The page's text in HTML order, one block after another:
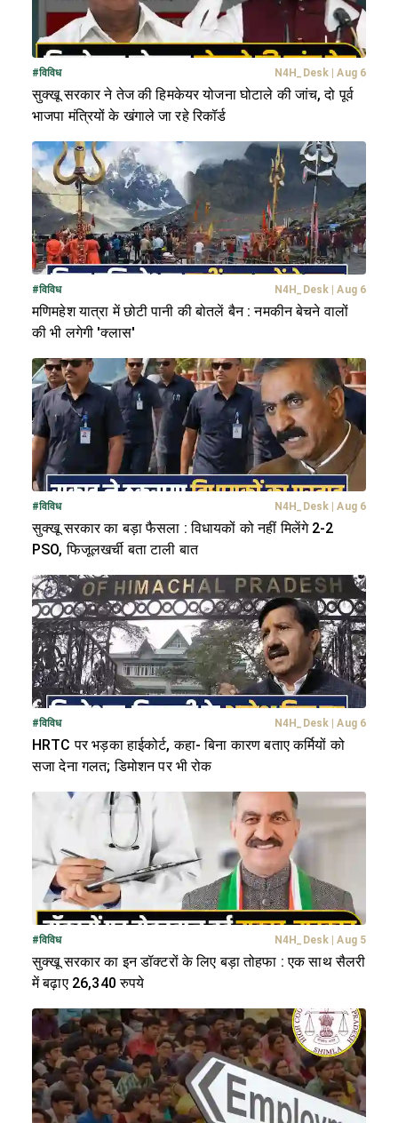
#विविध N4H_Desk Aug 6
सुक्खू सरकार ने तेज की हिमकेयर योजना घोटाले की जांच, दो पूर्व
भाजपा मंत्रियों के खंगाले जा रहे रिकॉर्ड
#विविध N4H_Desk Aug 6
मणिमहेश यात्रा में छोटी पानी की बोतलें बैन : नमकीन बेचने वालों
की भी लगेगी 'क्लास'
#विविध N4H_Desk Aug 6
सुक्खू सरकार का बड़ा फैसला : विधायकों को नहीं मिलेंगे 2-2
PSO, फिजूलखर्ची बता टाली बात
#विविध N4H_Desk Aug 6
HRTC पर भड़का हाईकोर्ट, कहा- बिना कारण बताए कर्मियों को
सजा देना गलत; डिमोशन पर भी रोक
#विविध N4H_Desk Aug 5
सुक्खू सरकार का इन डॉक्टरों के लिए बड़ा तोहफा : एक साथ सैलरी
में बढ़ाए 26,340 रुपये